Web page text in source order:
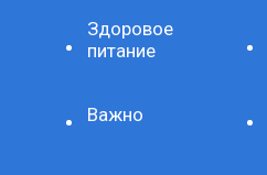
Здоровое
питание
Важно